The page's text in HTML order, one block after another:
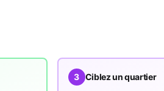
3 Ciblez un quartier